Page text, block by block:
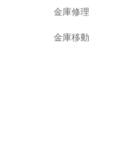
金庫修理
金庫移動